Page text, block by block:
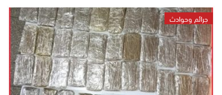
جرائم وحوادث